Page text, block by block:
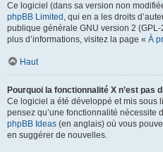
Ce logiciel (dans sa version non
phpBB Limited , qui en a les droits
publique générale GNU version 2
plus d’informations, visitez la page « À
Haut
Pourquoi la fonctionnalité X n’est pas
Ce logiciel a été développé et mis sous
pensez qu’une fonctionnalité nécessite
phpBB Ideas (en anglais) où vous
en suggérer de nouvelles.